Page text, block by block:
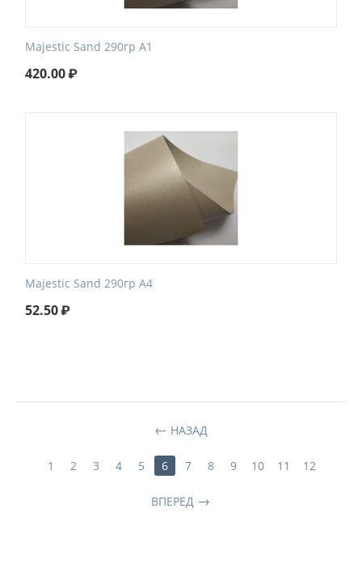
Majestic Sand 290гр А1
420.00₽
Majestic Sand 290гр А4
52.50₽
НАЗАД
1 2 3 4 5 6 7 8 9 10 11 12
ВПЕРЕД